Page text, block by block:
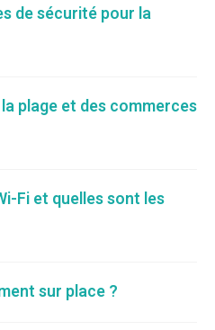
de sécurité pour la
plage et des commerces
Fi et quelles sont les
sur place ?